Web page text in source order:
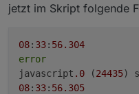
jetzt im Skript folgende
08: 33: 56.304
error
javascript .0 (24435)
08: 33: 56.305